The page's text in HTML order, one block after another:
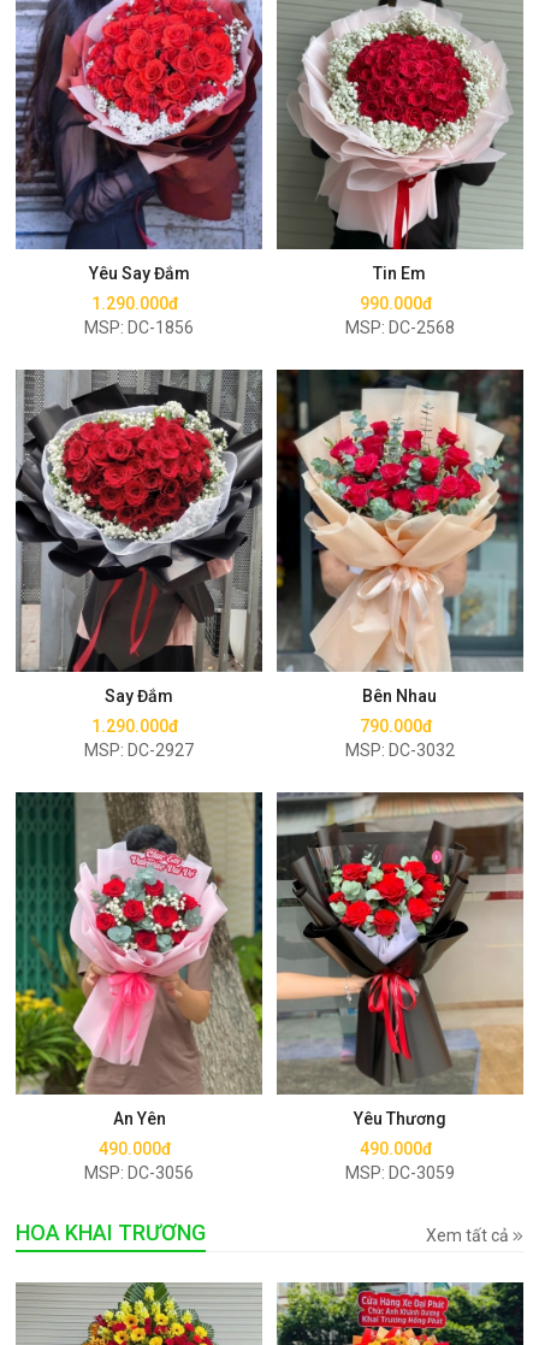
Yêu Say Đắm
1.290.000đ
MSP: DC-1856
Mua ngay
Tin Em
990.000đ
MSP: DC-2568
Mua ngay
Say Đắm
1.290.000đ
MSP: DC-2927
Mua ngay
Bên Nhau
790.000đ
MSP: DC-3032
Mua ngay
An Yên
490.000đ
MSP: DC-3056
Mua ngay
Yêu Thương
490.000đ
MSP: DC-3059
Mua ngay
HOA KHAI TRƯƠNG Xem tất cả